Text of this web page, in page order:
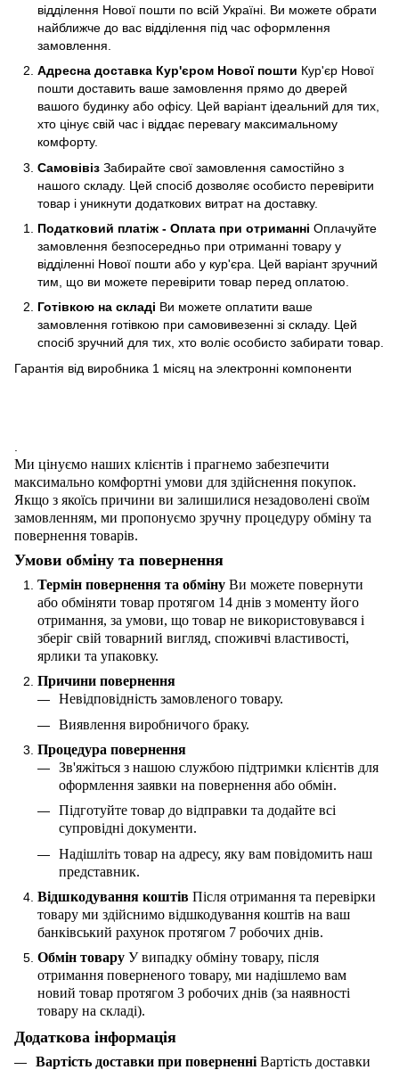
відділення Нової пошти по всій Україні. Ви можете обрати
найближче до вас відділення під час оформлення
замовлення.
Адресна доставка Кур'єром Нової пошти Кур'єр Нової
пошти доставить ваше замовлення прямо до дверей
вашого будинку або офісу. Цей варіант ідеальний для тих,
хто цінує свій час і віддає перевагу максимальному
комфорту.
Самовівіз Забирайте свої замовлення самостійно з
нашого складу. Цей спосіб дозволяє особисто перевірити
товар і уникнути додаткових витрат на доставку.
Податковий платіж - Оплата при отриманні Оплачуйте
замовлення безпосередньо при отриманні товару у
відділенні Нової пошти або у кур'єра. Цей варіант зручний
тим, що ви можете перевірити товар перед оплатою.
Готівкою на складі Ви можете оплатити ваше
замовлення готівкою при самовивезенні зі складу. Цей
спосіб зручний для тих, хто воліє особисто забирати товар.
Гарантія від виробника 1 місяц на электроннi компоненти
Ми цінуємо наших клієнтів і прагнемо забезпечити
максимально комфортні умови для здійснення покупок.
Якщо з якоїсь причини ви залишилися незадоволені своїм
замовленням, ми пропонуємо зручну процедуру обміну та
повернення товарів.
Умови обміну та повернення
Термін повернення та обміну Ви можете повернути
або обміняти товар протягом 14 днів з моменту його
отримання, за умови, що товар не використовувався і
зберіг свій товарний вигляд, споживчі властивості,
ярлики та упаковку.
Причини повернення
Невідповідність замовленого товару.
Виявлення виробничого браку.
Процедура повернення
Зв'яжіться з нашою службою підтримки клієнтів для
оформлення заявки на повернення або обмін.
Підготуйте товар до відправки та додайте всі
супровідні документи.
Надішліть товар на адресу, яку вам повідомить наш
представник.
Відшкодування коштів Після отримання та перевірки
товару ми здійснимо відшкодування коштів на ваш
банківський рахунок протягом 7 робочих днів.
Обмін товару У випадку обміну товару, після
отримання поверненого товару, ми надішлемо вам
новий товар протягом 3 робочих днів (за наявності
товару на складі).
Додаткова інформація
Вартість доставки при поверненні Вартість доставки